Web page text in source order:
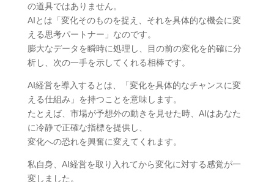
の道具ではありません。
AIとは「変化そのものを捉え、それを具体的な機会に変
える思考パートナー」なのです。
膨大なデータを瞬時に処理し、目の前の変化を的確に分
析し、次の一手を示してくれる相棒です。
AI経営を導入するとは、「変化を具体的なチャンスに変
える仕組み」を持つことを意味します。
たとえば、市場が予想外の動きを見せた時、AIはあなた
に冷静で正確な指標を提供し、
変化への恐れを興奮に変えてくれます。
私自身、AI経営を取り入れてから変化に対する感覚が一
変しました。